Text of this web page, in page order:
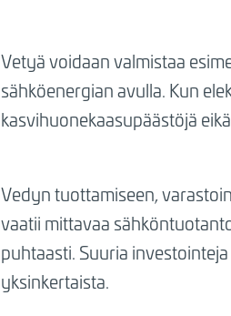
Vetyä voidaan valmistaa
sähköenergian avulla. Kun
kasvihuonekaasupäästöjä
Vedyn tuottamiseen,
vaatii mittavaa
puhtaasti. Suuria
yksinkertaista.